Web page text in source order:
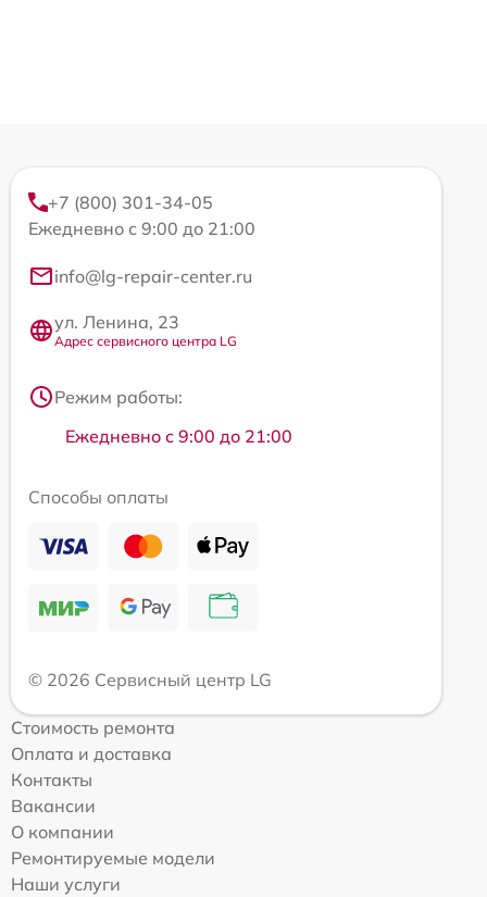
+7 (800) 301-34-05
Ежедневно с 9:00 до 21:00
info@lg-repair-center.ru
ул. Ленина, 23
Адрес сервисного центра LG
Режим работы:
Ежедневно с 9:00 до 21:00
Способы оплаты
© 2026 Сервисный центр LG
Стоимость ремонта
Оплата и доставка
Контакты
Вакансии
О компании
Ремонтируемые модели
Наши услуги